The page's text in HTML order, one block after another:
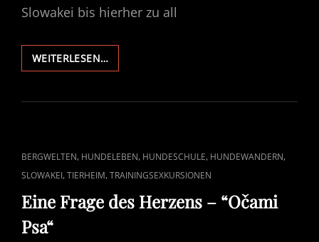
Slowakei bis hierher zu all
WEITERLESEN…WENN
HUNDE
KOENNTEN…
CAT
LINKS
BERGWELTEN, HUNDELEBEN, HUNDESCHULE, HUNDEWANDERN,
SLOWAKEI,TIERHEIM,TRAININGSEXKURSIONEN
Eine Frage des Herzens – “Očami
Psa“